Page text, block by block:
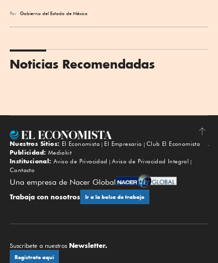
Por Gobierno del Estado de México
Noticias Recomendadas
Subir
Nuestros Sitios: El Economista El Empresario
Club El Economista
Publicidad: Mediakit
Institucional: Aviso de Privacidad
Aviso de Privacidad Integral
Contacto
Una empresa de Nacer Global
Trabaja con nosotros Ir a la bolsa de trabajo
Suscríbete a nuestros Newsletter.
Regístrate aquí